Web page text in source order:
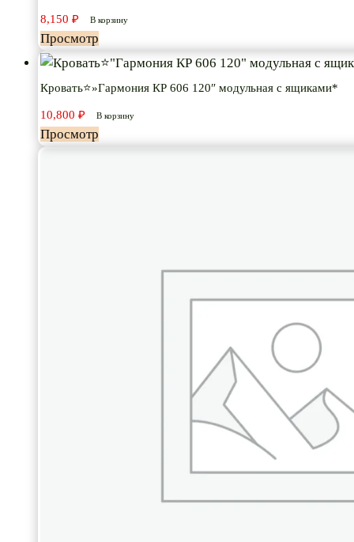
8,150 ₽ В корзину
Просмотр
Кровать⭐»Гармония КР 606 120″ модульная с ящиками*
10,800 ₽ В корзину
Просмотр